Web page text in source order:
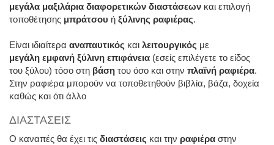
μεγάλα μαξιλάρια διαφορετικών διαστάσεων και επιλογή
τοποθέτησης μπράτσου ή ξύλινης ραφιέρας.
Είναι ιδιαίτερα αναπαυτικός και λειτουργικός με
μεγάλη εμφανή ξύλινη επιφάνεια (εσείς επιλέγετε το είδος
του ξύλου) τόσο στη βάση του όσο και στην πλαϊνή ραφιέρα.
Στην ραφιέρα μπορούν να τοποθετηθούν βιβλία, βάζα, δοχεία
καθώς και ότι άλλο
ΔΙΑΣΤΑΣΕΙΣ
Ο καναπές θα έχει τις διαστάσεις και την ραφιέρα στην